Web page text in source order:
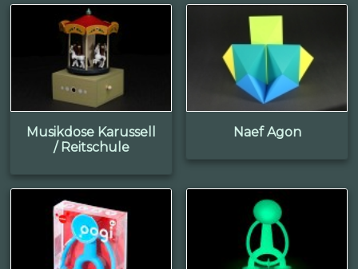
Musikdose Karussell
/ Reitschule
Naef Agon